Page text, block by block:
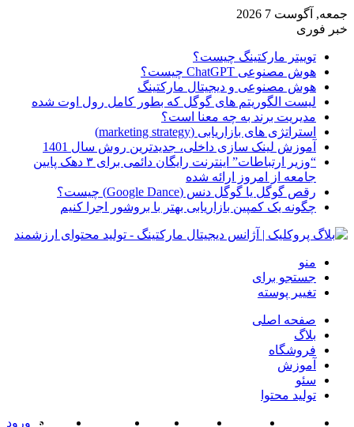
جمعه, آگوست 7 2026
خبر فوری
توییتر مارکتینگ چیست؟
هوش مصنوعی ChatGPT چیست؟
هوش مصنوعی و دیجیتال مارکتینگ
لیست الگوریتم های گوگل که بطور کامل رول اوت شده
مدیریت برند به چه معنا است؟
استراتژی های بازاریابی (marketing strategy)
آموزش لینک سازی داخلی، جدیدترین روش سال 1401
“وزیر ارتباطات” اینترنت رایگان دائمی برای ۳ دهک پایین
جامعه از امروز ارائه شده
رقص گوگل یا گوگل دنس (Google Dance) چیست؟
چگونه یک کمپین بازاریابی بهتر با بروشور اجرا کنیم
منو
جستجو برای
تغییر پوسته
صفحه اصلی
بلاگ
فروشگاه
آموزش
سئو
تولید محتوا
فیس بوک لینکدین یوتیوب اینستاگرام تلگرام ورود